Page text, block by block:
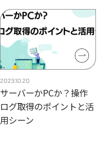
2023.10.20
サーバーかPCか？操作
ログ取得のポイントと活
用シーン